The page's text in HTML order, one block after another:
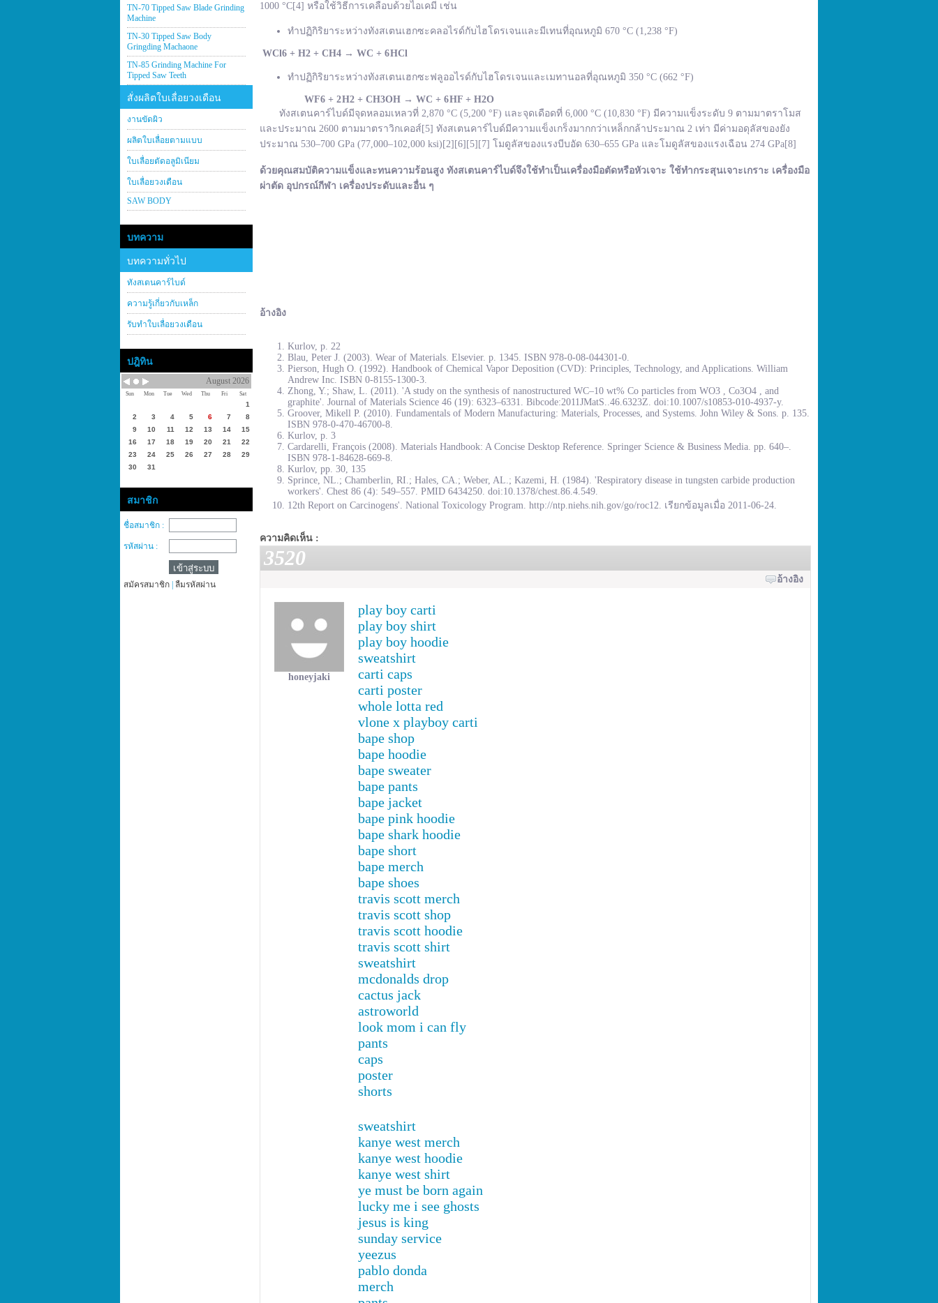
TN-70 Tipped Saw Blade Grinding
Machine
TN-30 Tipped Saw Body
Gringding Machaone
TN-85 Grinding Machine For
Tipped Saw Teeth
สั่งผลิตใบเลื่อยวงเดือน
งานขัดผิว
ผลิตใบเลื่อยตามแบบ
ใบเลื่อยตัดอลูมิเนียม
ใบเลื่อยวงเดือน
SAW BODY
บทความ
บทความทั่วไป
ทังสเตนคาร์ไบด์
ความรู้เกี่ยวกับเหล็ก
รับทำใบเลื่อยวงเดือน
ปฎิทิน
August 2026
Sun Mon Tue Wed Thu Fri Sat
1
2
3 4 5 6 7
8
9
10 11 12 13 14
15
16
17 18 19 20 21
22
23
24 25 26 27 28
29
30
31
สมาชิก
ชื่อสมาชิก :
รหัสผ่าน :
สมัครสมาชิก ลืมรหัสผ่าน
1000 °C[4] หรือใช้วิธีการเคลือบด้วยไอเคมี เช่น
ทำปฏิกิริยาระหว่างทังสเตนเฮกซะคลอไรด์กับไฮโดรเจนและมีเทนที่อุณหภูมิ 670 °C (1,238 °F)
WCl6 + H2 + CH4 → WC + 6 HCl
ทำปฏิกิริยาระหว่างทังสเตนเฮกซะฟลูออไรด์กับไฮโดรเจนและเมทานอลที่อุณหภูมิ 350 °C (662 °F)
WF6 + 2 H2 + CH3OH → WC + 6 HF + H2O
ทังสเตนคาร์ไบด์มีจุดหลอมเหลวที่ 2,870 °C (5,200 °F) และจุดเดือดที่ 6,000 °C (10,830 °F) มีความแข็งระดับ 9 ตามมาตราโมส
และประมาณ 2600 ตามมาตราวิกเคอส์[5] ทังสเตนคาร์ไบด์มีความแข็งเกร็งมากกว่าเหล็กกล้าประมาณ 2 เท่า มีค่ามอดุลัสของยัง
ประมาณ 530–700 GPa (77,000–102,000 ksi)[2][6][5][7] โมดูลัสของแรงบีบอัด 630–655 GPa และโมดูลัสของแรงเฉือน 274 GPa[8]
ด้วยคุณสมบัติความแข็งและทนความร้อนสูง ทังสเตนคาร์ไบด์จึงใช้ทำเป็นเครื่องมือตัดหรือหัวเจาะ ใช้ทำกระสุนเจาะเกราะ เครื่องมือ
ผ่าตัด อุปกรณ์กีฬา เครื่องประดับและอื่น ๆ
อ้างอิง
Kurlov, p. 22
Blau, Peter J. (2003). Wear of Materials. Elsevier. p. 1345. ISBN 978-0-08-044301-0.
Pierson, Hugh O. (1992). Handbook of Chemical Vapor Deposition (CVD): Principles, Technology, and Applications. William
Andrew Inc. ISBN 0-8155-1300-3.
Zhong, Y.; Shaw, L. (2011). 'A study on the synthesis of nanostructured WC–10 wt% Co particles from WO3 , Co3O4 , and
graphite'. Journal of Materials Science 46 (19): 6323–6331. Bibcode:2011JMatS..46.6323Z. doi:10.1007/s10853-010-4937-y.
Groover, Mikell P. (2010). Fundamentals of Modern Manufacturing: Materials, Processes, and Systems. John Wiley & Sons. p. 135.
ISBN 978-0-470-46700-8.
Kurlov, p. 3
Cardarelli, François (2008). Materials Handbook: A Concise Desktop Reference. Springer Science & Business Media. pp. 640–.
ISBN 978-1-84628-669-8.
Kurlov, pp. 30, 135
Sprince, NL.; Chamberlin, RI.; Hales, CA.; Weber, AL.; Kazemi, H. (1984). 'Respiratory disease in tungsten carbide production
workers'. Chest 86 (4): 549–557. PMID 6434250. doi:10.1378/chest.86.4.549.
12th Report on Carcinogens'. National Toxicology Program. http://ntp.niehs.nih.gov/go/roc12. เรียกข้อมูลเมื่อ 2011-06-24.
ความคิดเห็น :
3520
อ้างอิง
honeyjaki
play boy carti
play boy shirt
play boy hoodie
sweatshirt
carti caps
carti poster
whole lotta red
vlone x playboy carti
bape shop
bape hoodie
bape sweater
bape pants
bape jacket
bape pink hoodie
bape shark hoodie
bape short
bape merch
bape shoes
travis scott merch
travis scott shop
travis scott hoodie
travis scott shirt
sweatshirt
mcdonalds drop
cactus jack
astroworld
look mom i can fly
pants
caps
poster
shorts
sweatshirt
kanye west merch
kanye west hoodie
kanye west shirt
ye must be born again
lucky me i see ghosts
jesus is king
sunday service
yeezus
pablo donda
merch